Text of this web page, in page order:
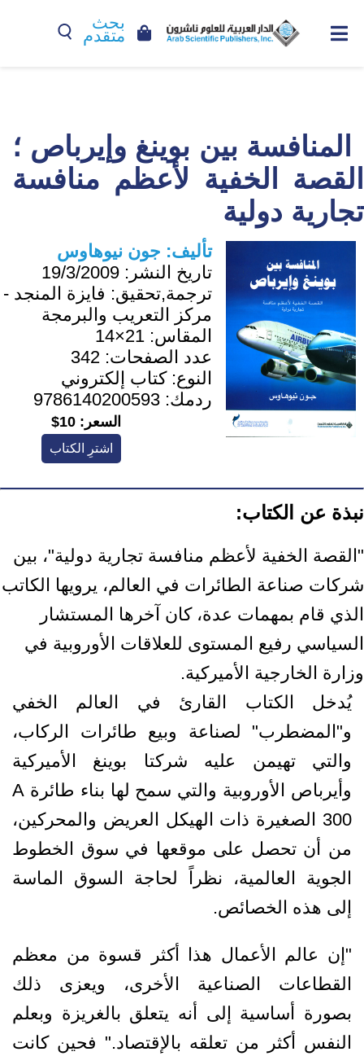
بحث
متقدم
المنافسة بين بوينغ وإيرباص ؛
القصة الخفية لأعظم منافسة
تجارية دولية
تأليف: جون نيوهاوس
تاريخ النشر: 19/3/2009
ترجمة,تحقيق: فايزة المنجد -
مركز التعريب والبرمجة
المقاس: 21×14
عدد الصفحات: 342
النوع:كتاب إلكتروني
ردمك: 9786140200593
السعر: 10$
اشترِ الكتاب
نبذة عن الكتاب:
"القصة الخفية لأعظم منافسة تجارية دولية"، بين
شركات صناعة الطائرات في العالم، يرويها الكاتب
الذي قام بمهمات عدة، كان آخرها المستشار
السياسي رفيع المستوى للعلاقات الأوروبية في
وزارة الخارجية الأميركية.
يُدخل الكتاب القارئ في العالم الخفي
و"المضطرب" لصناعة وبيع طائرات الركاب،
والتي تهيمن عليه شركتا بوينغ الأميركية
وأيرباص الأوروبية والتي سمح لها بناء طائرة A
300 الصغيرة ذات الهيكل العريض والمحركين،
من أن تحصل على موقعها في سوق الخطوط
الجوية العالمية، نظراً لحاجة السوق الماسة
إلى هذه الخصائص.
"إن عالم الأعمال هذا أكثر قسوة من معظم
القطاعات الصناعية الأخرى، ويعزى ذلك
بصورة أساسية إلى أنه يتعلق بالغريزة وبعلم
النفس أكثر من تعلقه بالإقتصاد." فحين كانت